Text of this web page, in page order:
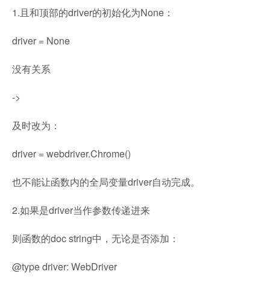
1.且和顶部的driver的初始化为None：
driver = None
没有关系
->
及时改为：
driver =webdriver.Chrome()
也不能让函数内的全局变量driver自动完成。
2.如果是driver当作参数传递进来
则函数的doc string中，无论是否添加：
@type driver: WebDriver